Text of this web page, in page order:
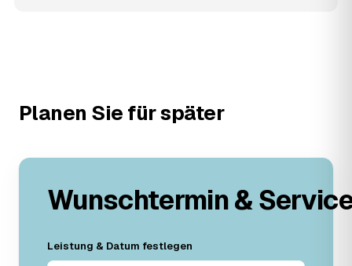
Planen Sie für später
Wunschtermin &
Leistung & Datum festlegen